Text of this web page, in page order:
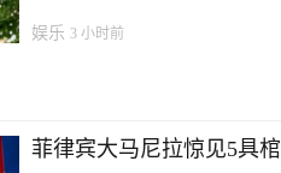
娱乐 3 小时前
菲律宾大马尼拉惊见5具